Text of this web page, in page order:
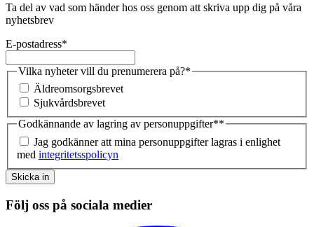
Ta del av vad som händer hos oss genom att skriva upp dig på våra
nyhetsbrev
E-postadress*
Vilka nyheter vill du prenumerera på?*
Äldreomsorgsbrevet
Sjukvårdsbrevet
Godkännande av lagring av personuppgifter**
Jag godkänner att mina personuppgifter lagras i enlighet
med integritetsspolicyn
Skicka in
Följ oss på sociala medier